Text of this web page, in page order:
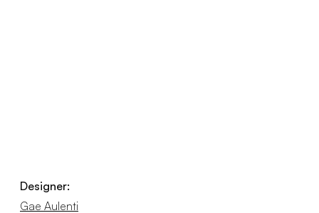
Designer:
Gae Aulenti